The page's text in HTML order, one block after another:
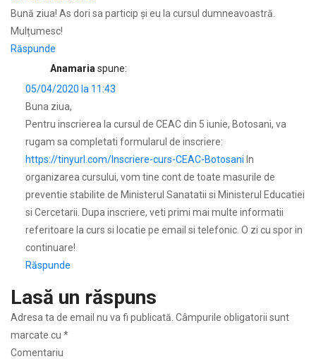
Bună ziua! As dori sa particip și eu la cursul dumneavoastră.
Mulțumesc!
Răspunde
Anamaria spune:
05/04/2020 la 11:43
Buna ziua,
Pentru inscrierea la cursul de CEAC din 5 iunie, Botosani, va
rugam sa completati formularul de inscriere:
https://tinyurl.com/Inscriere-curs-CEAC-Botosani In
organizarea cursului, vom tine cont de toate masurile de
preventie stabilite de Ministerul Sanatatii si Ministerul Educatiei
si Cercetarii. Dupa inscriere, veti primi mai multe informatii
referitoare la curs si locatie pe email si telefonic. O zi cu spor in
continuare!
Răspunde
Lasă un răspuns
Adresa ta de email nu va fi publicată. Câmpurile obligatorii sunt
marcate cu *
Comentariu